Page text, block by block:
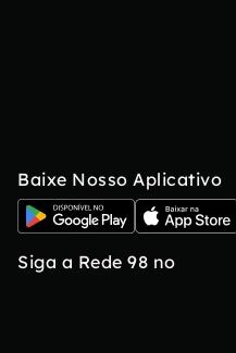
Baixe Nosso Aplicativo
Siga a Rede 98 no